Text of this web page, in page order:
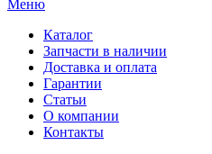
Меню
Каталог
Запчасти в наличии
Доставка и оплата
Гарантии
Статьи
О компании
Контакты